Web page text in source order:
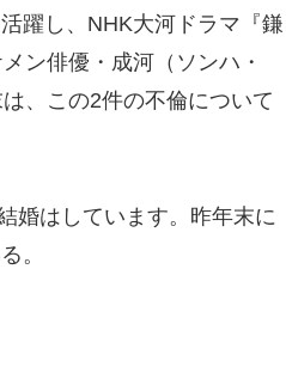
躍し、NHK大河ドラマ『鎌
ン俳優・成河（ソンハ・
、この2件の不倫について
婚はしています。昨年末に
。